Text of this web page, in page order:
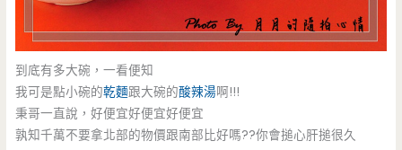
到底有多大碗，一看便知
我可是點小碗的乾麵跟大碗的酸辣湯啊!!!
秉哥一直說，好便宜好便宜好便宜
孰知千萬不要拿北部的物價跟南部比好嗎??你會搥心肝搥很久